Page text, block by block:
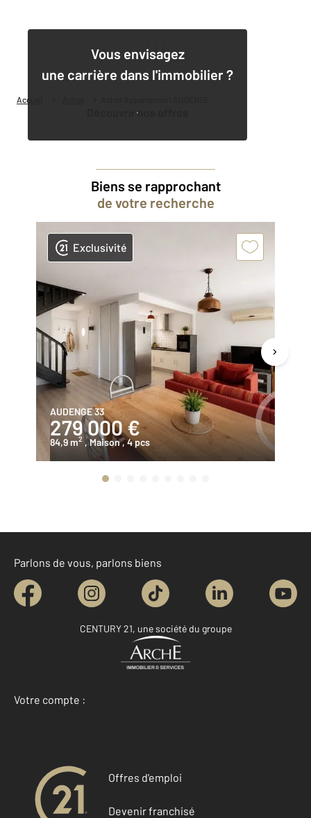
Accueil
Vous envisagez
une carrière dans l'immobilier ?
Découvrir nos offres
Biens se rapprochant
de votre recherche
Exclusivité
AUDENGE 33
279 000 €
84,9 m2 , Maison, 4 pcs
Parlons de vous, parlons biens
CENTURY 21, une société du groupe
Votre compte :
Accéder à mon compte
Offres d'emploi
Devenir franchisé